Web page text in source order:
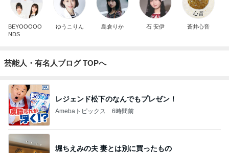
BEYOOOOO
NDS
ゆうこりん 島倉りか 石 安伊 蒼井心音
芸能人・有名人ブログ TOPへ
レジェンド松下のなんでもプレゼン！
Amebaトピックス 6時間前
堀ちえみの夫 妻とは別に買ったもの